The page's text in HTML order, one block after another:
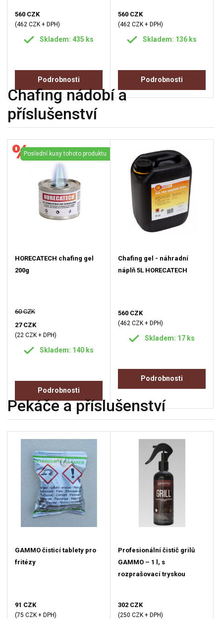
560 CZK
(462 CZK + DPH)
Skladem: 435 ks
Podrobnosti
560 CZK
(462 CZK + DPH)
Skladem: 136 ks
Podrobnosti
Chafing nádobí a
příslušenství
Poslední kusy tohoto produktu
HORECATECH chafing gel
200g
60 CZK
27 CZK
(22 CZK + DPH)
Skladem: 140 ks
Podrobnosti
Chafing gel - náhradní
náplň 5L HORECATECH
560 CZK
(462 CZK + DPH)
Skladem: 17 ks
Podrobnosti
Pekáče a příslušenství
GAMMO čisticí tablety pro
fritézy
91 CZK
(75 CZK + DPH)
Profesionální čistič grilů
GAMMO – 1 l, s
rozprašovací tryskou
302 CZK
(250 CZK + DPH)